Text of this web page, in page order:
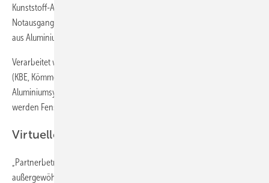
Kunststoff-Aluminium und Holz-Aluminium sowie Funktionstüren wie
Notausgangstüren, Brandschutz- und Rauchschutztüren, Fassaden
aus Aluminium und Innentüren gefertigt, verkauft und Kunden betreut.
Verarbeitet werden dabei die Kunststoff-Profilsysteme von profine
(KBE, Kömmerling, Trocal), Gealan, Veka, Rehau, die
Aluminiumsysteme von Schüco und Brökelmann. Im Bereich Holz
werden Fenster und Türen in den Bautiefen IV 78 und 92 hergestellt.
Virtueller Partnertag 2021
„Partnerbetriebe erhalten bei hilzinger alles aus einer Hand. Dazu ein
außergewöhnliches Servicepaket mit Bausteinen für den Vertrieb